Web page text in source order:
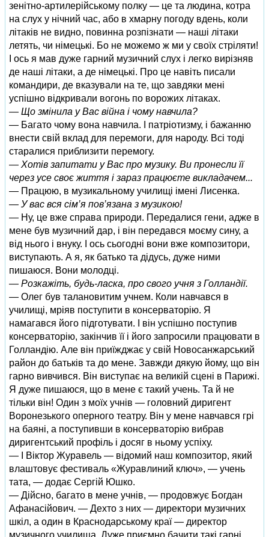
зенітно-артилерійському полку — це та людина, котра
на слух у нічний час, або в хмарну погоду вдень, коли
літаків не видно, повинна розпізнати — наші літаки
летять, чи німецькі. Бо не можемо ж ми у своїх стріляти!
І ось я мав дуже гарний музичний слух і легко вирізняв
де наші літаки, а де німецькі. Про це навіть писали
командири, де вказували на те, що завдяки мені
успішно відкривали вогонь по ворожих літаках.
— Що змінила у Вас війна і чому навчила?
— Багато чому вона навчила. І патріотизму, і бажанню
внести свій вклад для перемоги, для народу. Всі тоді
старалися приблизити перемогу.
— Хотів запитати у Вас про музику. Ви пронесли її
через усе своє життя і зараз працюєте викладачем...
— Працюю, в музикальному училищі імені Лисенка.
— У вас вся сім’я пов’язана з музикою!
— Ну, це вже справа природи. Передалися гени, адже в
мене був музичний дар, і він передався моєму сину, а
від нього і внуку. І ось сьогодні вони вже композитори,
виступають. А я, як батько та дідусь, дуже ними
пишаюся. Вони молодці.
— Розкажіть, будь-ласка, про свого учня з Голландії.
— Олег був талановитим учнем. Коли навчався в
училищі, мріяв поступити в консерваторію. Я
намагався його підготувати. І він успішно поступив
консерваторію, закінчив її і його запросили працювати в
Голландію. Але він приїжджає у свій Новосанжарський
район до батьків та до мене. Завжди дякую йому, що він
гарно вивчився. Він виступає на великій сцені в Парижі.
Я дуже пишаюся, що в мене є такий учень. Та й не
тільки він! Один з моїх учнів — головний диригент
Воронезького оперного театру. Він у мене навчався грі
на баяні, а поступивши в консерваторію вибрав
диригентський профіль і досяг в ньому успіху.
— І Віктор Журавель — відомий наш композитор, який
влаштовує фестиваль «Журавлиний ключ», — учень
тата, — додає Сергій Юшко.
— Дійсно, багато в мене учнів, — продовжує Богдан
Афанасійович. — Дехто з них — директори музичних
шкіл, а один в Краснодарському краї — директор
музичного училища. Дуже приємно бачити такі гарні